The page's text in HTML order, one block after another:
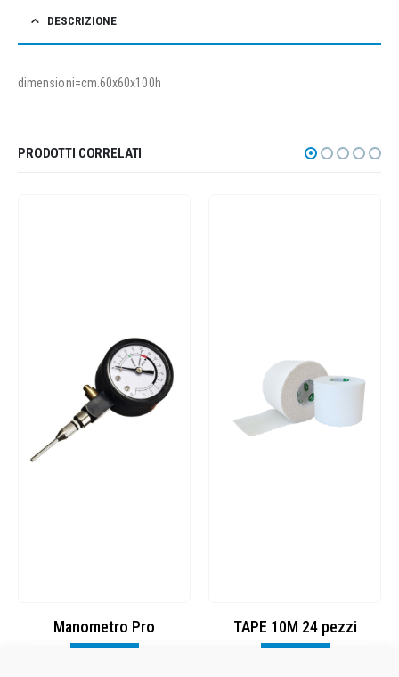
DESCRIZIONE
dimensioni=cm.60x60x100h
PRODOTTI CORRELATI
Pro TAPE 10M 24 pezzi